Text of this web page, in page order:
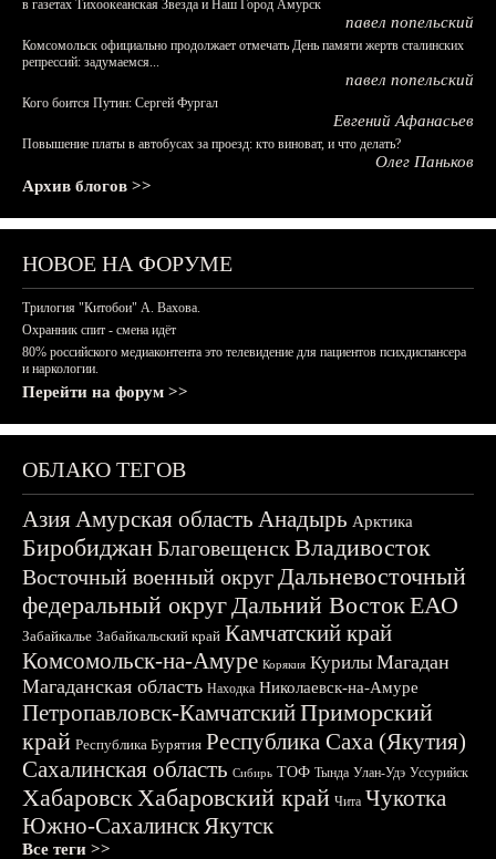
в газетах Тихоокеанская Звезда и Наш Город Амурск
павел попельский
Комсомольск официально продолжает отмечать День памяти жертв сталинских
репрессий: задумаемся...
павел попельский
Кого боится Путин: Сергей Фургал
Евгений Афанасьев
Повышение платы в автобусах за проезд: кто виноват, и что делать?
Олег Паньков
Архив блогов >>
НОВОЕ НА ФОРУМЕ
Трилогия "Китобои" А. Вахова.
Охранник спит - смена идёт
80% российского медиаконтента это телевидение для пациентов психдиспансера
и наркологии.
Перейти на форум >>
ОБЛАКО ТЕГОВ
АзияАмурская область Анадырь Арктика
БиробиджанБлаговещенскВладивосток
Восточный военный округДальневосточный
федеральный округДальний ВостокЕАО
Забайкалье Забайкальский край Камчатский край
Комсомольск-на-Амуре Корякия Курилы Магадан
Магаданская область Находка Николаевск-на-Амуре
Петропавловск-КамчатскийПриморский
край Республика Бурятия Республика Саха (Якутия)
Сахалинская область Сибирь ТОФ Тында Улан-Удэ Уссурийск
ХабаровскХабаровский край Чита Чукотка
Южно-СахалинскЯкутск
Все теги >>